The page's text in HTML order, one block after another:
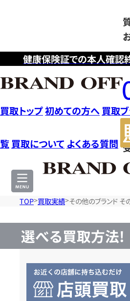
健康保険証での本人確認
リ
ー
買取トップ初めての方へ 買取
覧 買取について よくある質問
TOP 買取実績 その他のブランド
選べる買取方法!